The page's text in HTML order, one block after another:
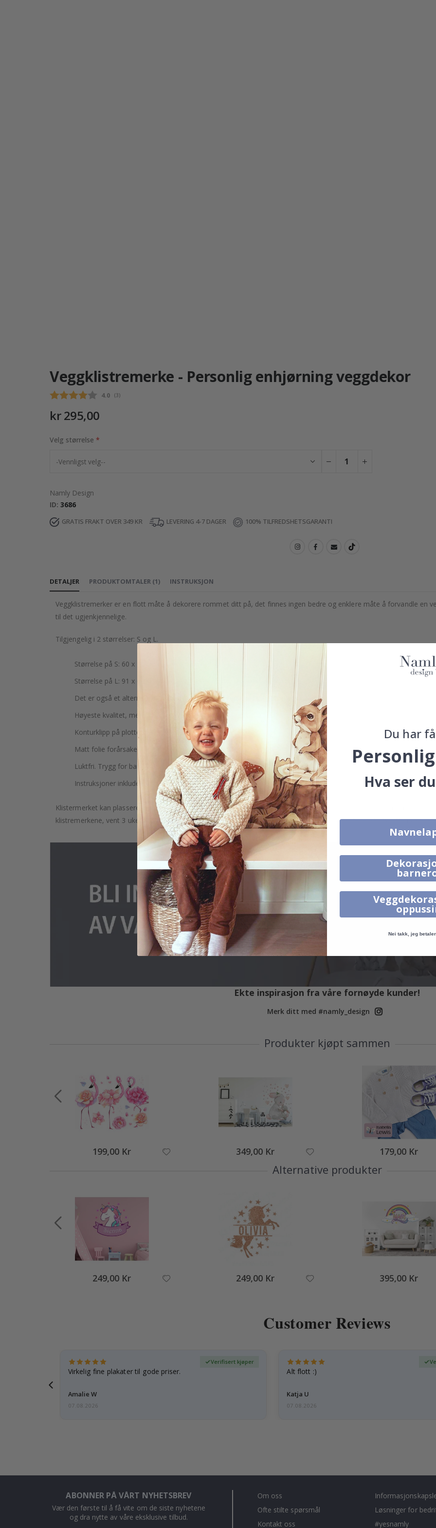
Veggklistremerke - Personlig enhjørning veggdekor
Gjennomsnittskarakter:
4.0 (stemmer:
3)
kr 295,00
Velg størrelse
Namly Design
ID 3686
GRATIS FRAKT OVER 349 KR LEVERING 4-7 DAGER 100% TILFREDSHETSGARANTI
DETALJER
Veggklistremerker er en flott måte å dekorere rommet ditt på, det finnes ingen bedre og enklere måte å forvandle en
til det ugjenkjennelige.
Tilgjengelig i 2 størrelser: S og L.
Størrelse på S: 60 x 40 cm (24 x 16 tommer)
Størrelse på L: 91 x 60 cm (36 x 24 tommer)
Det er også et alternativ for personlig tilpasning for å inkludere barnets / barnas navn.
Høyeste kvalitet, med nøyaktig gjengivelse av detaljer og høy fargemetning.
Konturklipp på plotter og har ingen bakgrunn.
Matt folie forårsaker ikke lysrefleksjoner.
Luktfri. Trygg for barn. Trygg for innendørs bruk.
Instruksjoner inkludert.
Klistermerket kan plasseres på en hvilken som helst glatt overflate, f.eks. glass, vegg eller møbelplate. Klistremerker
klistremerkene, vent 3 uker etter maling av veggene. Avhengig av skjerminnstillingene kan fargene på utskriften variere
PRODUKTOMTALER (1) INSTRUKSJON
Ekte inspirasjon fra våre fornøyde kunder!
Merk ditt med #namly_design
Produkter kjøpt sammen
199,00 Kr 349,00 Kr 179,00 Kr
Alternative produkter
249,00 Kr 249,00 Kr 395,00 Kr
Customer Reviews
Virkelig fine plakater til gode priser.
Amalie W
Verifisert kjøper
07.08.2026
Alt flott :)
Katja U
07.08.2026
ABONNER PÅ VÅRT NYHETSBREV
Vær den første til å få vite om de siste nyhetene
og dra nytte av våre eksklusive tilbud.
Om oss
Ofte stilte spørsmål
Kontakt oss
Løsninger for
#yesnamly
Du har
Hva ser
Nei takk, jeg